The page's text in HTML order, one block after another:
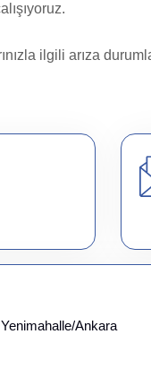
ilgili arıza
Ankara